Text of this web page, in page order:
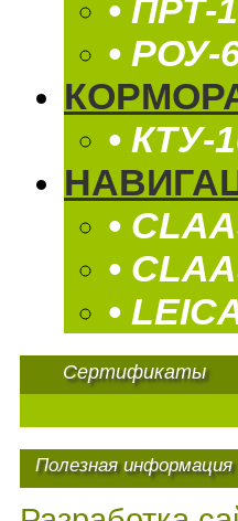
• ПРТ-
• РОУ-
• КТУ-
•
•
•
Сертификаты
Полезная информация